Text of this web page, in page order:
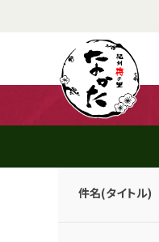
お問い
当店へのご要望は、
また当店のご利用に
なお、恐縮ですが
件名(タイトル)